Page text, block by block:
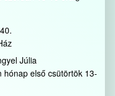
Júlia
hónap első csütörtök 13-